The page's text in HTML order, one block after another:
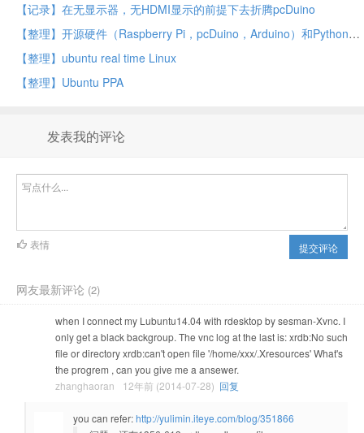
【记录】在无显示器，无HDMI显示的前提下去折腾pcDuino
【整理】开源硬件（Raspberry Pi，pcDuino，Arduino）和Python
【整理】ubuntu real time Linux
【整理】Ubuntu PPA
发表我的评论
提交评论
表情
网友最新评论 (2)
when I connect my Lubuntu14.04 with rdesktop by sesman-Xvnc. I
only get a black backgroup. The vnc log at the last is: xrdb:No such
file or directory xrdb:can't open file '/home/xxx/.Xresources' What's
the progrem , can you give me a ansewer.
zhanghaoran
12年前 (2014-07-28) 回复
you can refer:http://yulimin.iteye.com/blog/351866